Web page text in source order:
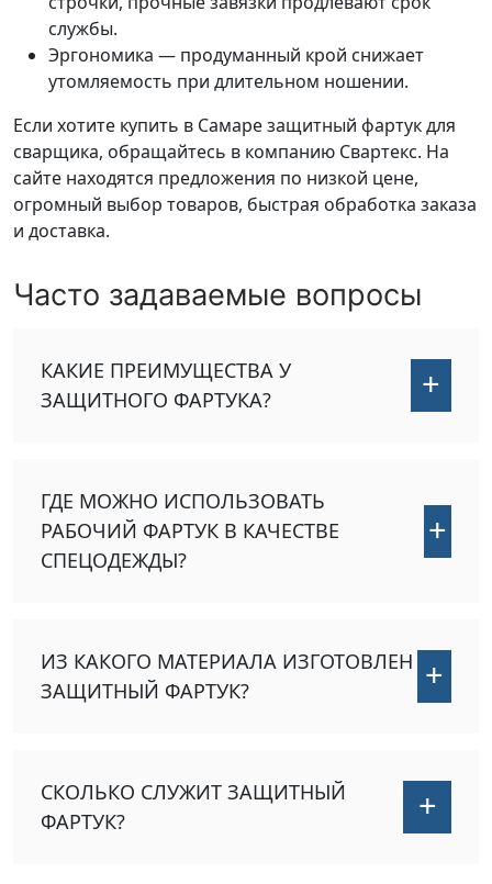
службы.
Эргономика — продуманный крой снижает
утомляемость при длительном ношении.
Если хотите купить в Самаре защитный фартук для
сварщика, обращайтесь в компанию Свартекс. На
сайте находятся предложения по низкой цене,
огромный выбор товаров, быстрая обработка заказа
и доставка.
Часто задаваемые вопросы
КАКИЕ ПРЕИМУЩЕСТВА У
ЗАЩИТНОГО ФАРТУКА?
+
ГДЕ МОЖНО ИСПОЛЬЗОВАТЬ
РАБОЧИЙ ФАРТУК В КАЧЕСТВЕ
СПЕЦОДЕЖДЫ?
+
ИЗ КАКОГО МАТЕРИАЛА ИЗГОТОВЛЕН
ЗАЩИТНЫЙ ФАРТУК?
+
СКОЛЬКО СЛУЖИТ ЗАЩИТНЫЙ
ФАРТУК?
+